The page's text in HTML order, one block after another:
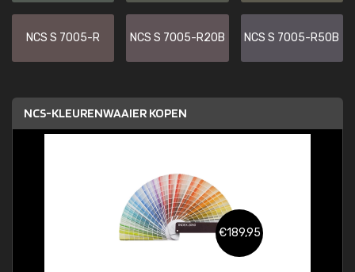
NCS S 7005-R NCS S 7005-R20B NCS S 7005-R50B
NCS-KLEURENWAAIER KOPEN
€189,95